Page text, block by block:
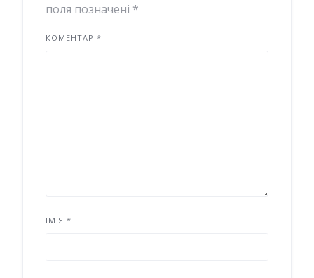
поля позначені *
КОМЕНТАР *
ІМ'Я *